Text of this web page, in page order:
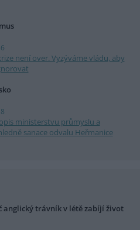
není over. Vyzýváme vládu, aby
ministerstvu průmyslu a
sanace odvalu Heřmanice
anglický trávník v létě zabíjí život